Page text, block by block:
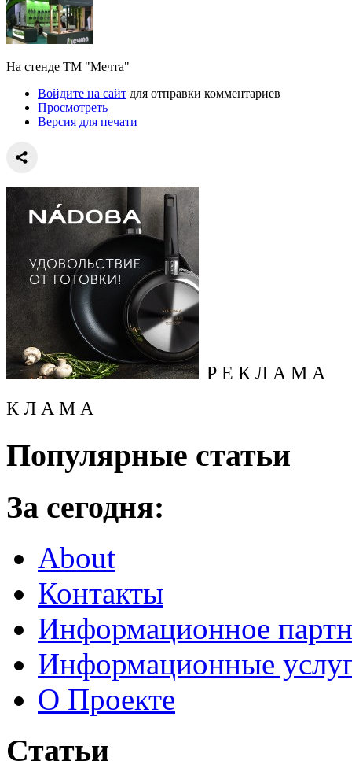
На стенде ТМ "Мечта"
Войдите на сайт для отправки комментариев
Просмотреть
Версия для печати
Р Е К Л А М А
К Л А М А
Популярные статьи
За сегодня:
About
Контакты
Информационное
Информационные
О Проекте
Статьи